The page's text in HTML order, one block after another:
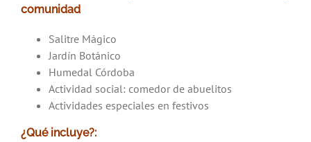
comunidad
Salitre Mágico
Jardín Botánico
Humedal Córdoba
Actividad social: comedor de abuelitos
Actividades especiales en festivos
¿Qué incluye?: